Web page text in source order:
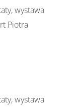
wystawa
Piotra
wystawa